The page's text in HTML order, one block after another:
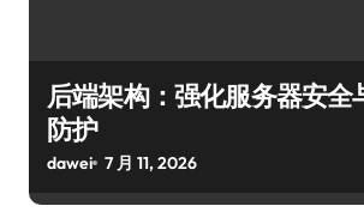
后端架构：强化服务器安全
防护
dawei 7 月 11, 2026